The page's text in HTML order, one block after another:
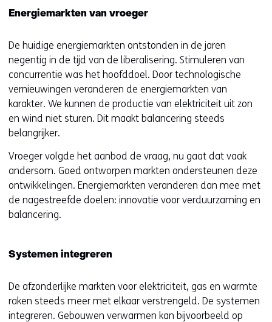
Energiemarkten van vroeger
De huidige energiemarkten ontstonden in de jaren
negentig in de tijd van de liberalisering. Stimuleren van
concurrentie was het hoofddoel. Door technologische
vernieuwingen veranderen de energiemarkten van
karakter. We kunnen de productie van elektriciteit uit zon
en wind niet sturen. Dit maakt balancering steeds
belangrijker.
Vroeger volgde het aanbod de vraag, nu gaat dat vaak
andersom. Goed ontworpen markten ondersteunen deze
ontwikkelingen. Energiemarkten veranderen dan mee met
de nagestreefde doelen: innovatie voor verduurzaming en
balancering.
Systemen integreren
De afzonderlijke markten voor elektriciteit, gas en warmte
raken steeds meer met elkaar verstrengeld. De systemen
integreren. Gebouwen verwarmen kan bijvoorbeeld op